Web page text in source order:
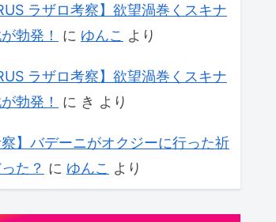
ラザロ考察】欲望渦巻くスキナ
勃発！
に ゆんこ より
ラザロ考察】欲望渦巻くスキナ
勃発！
に き より
察】バデーニがオクジーに行った祈
た？ に ゆんこ より